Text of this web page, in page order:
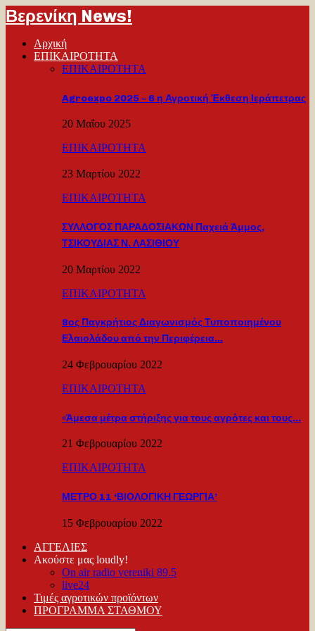
Βερενίκη News!
Αρχική
ΕΠΙΚΑΙΡΟΤΗΤΑ
ΕΠΙΚΑΙΡΟΤΗΤΑ
Agroexpo 2025 – 6 η Αγροτική Έκθεση Ιεράπετρας
20 Μαΐου 2025
ΕΠΙΚΑΙΡΟΤΗΤΑ
23 Μαρτίου 2022
ΕΠΙΚΑΙΡΟΤΗΤΑ
ΣΥΛΛΟΓΟΣ ΠΑΡΑΔΟΣΙΑΚΩΝ Παχειά Άμμος,
ΤΣΙΚΟΥΔΙΑΣ Ν. ΛΑΣΙΘΙΟΥ
20 Μαρτίου 2022
ΕΠΙΚΑΙΡΟΤΗΤΑ
8ος Παγκρήτιος Διαγωνισμός Τυποποιημένου
Ελαιολάδου από την Περιφέρεια…
24 Φεβρουαρίου 2022
ΕΠΙΚΑΙΡΟΤΗΤΑ
«Άμεσα μέτρα στήριξης για τους αγρότες και τους…
21 Φεβρουαρίου 2022
ΕΠΙΚΑΙΡΟΤΗΤΑ
ΜΕΤΡΟ 11 ‘ΒΙΟΛΟΓΙΚΗ ΓΕΩΡΓΙΑ’
15 Φεβρουαρίου 2022
ΑΓΓΕΛΙΕΣ
Ακούστε μας loudly!
On air radio vereniki 89.5
live24
Τιμές αγροτικών προϊόντων
ΠΡΟΓΡΑΜΜΑ ΣΤΑΘΜΟΥ